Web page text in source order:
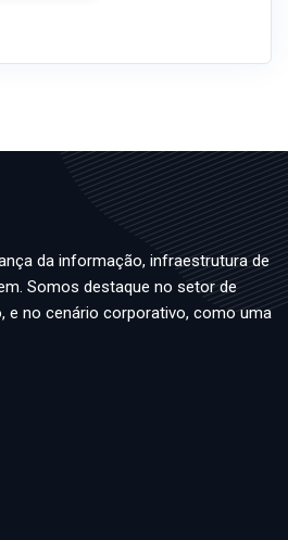
da informação, infraestrutura de
Somos destaque no setor de
e no cenário corporativo, como uma